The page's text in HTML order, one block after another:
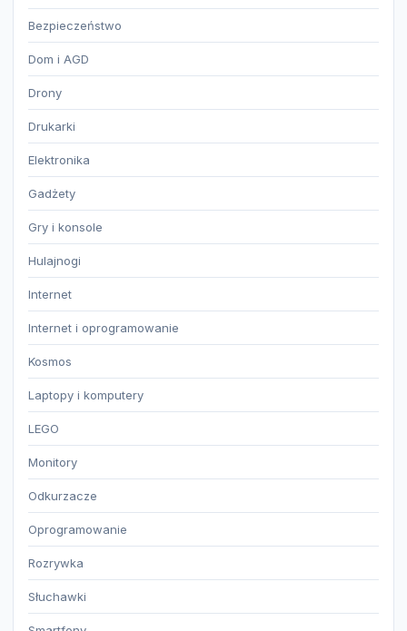
Bezpieczeństwo
Dom i AGD
Drony
Drukarki
Elektronika
Gadżety
Gry i konsole
Hulajnogi
Internet
Internet i oprogramowanie
Kosmos
Laptopy i komputery
LEGO
Monitory
Odkurzacze
Oprogramowanie
Rozrywka
Słuchawki